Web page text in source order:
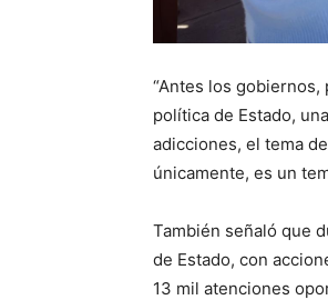
“Antes los
política de Estado,
adicciones, el tema
únicamente, es un
También señaló que
de Estado, con
13 mil atenciones